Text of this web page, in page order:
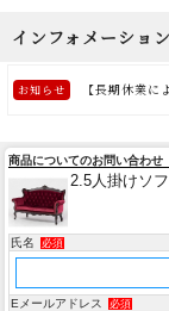
商品についてのお問い合わせ
2.5人掛けソ
氏名 必須
Eメールアドレス 必須